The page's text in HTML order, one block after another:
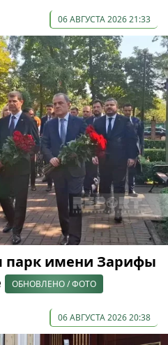
06 АВГУСТА 2026 21:33
парк имени Зарифы
ОБНОВЛЕНО / ФОТО
06 АВГУСТА 2026 20:38